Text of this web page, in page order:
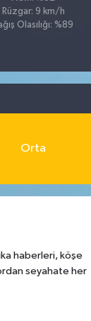
Rüzgar: 9 km/h
Olasılığı: %89
Orta
haberleri, köşe
seyahate her